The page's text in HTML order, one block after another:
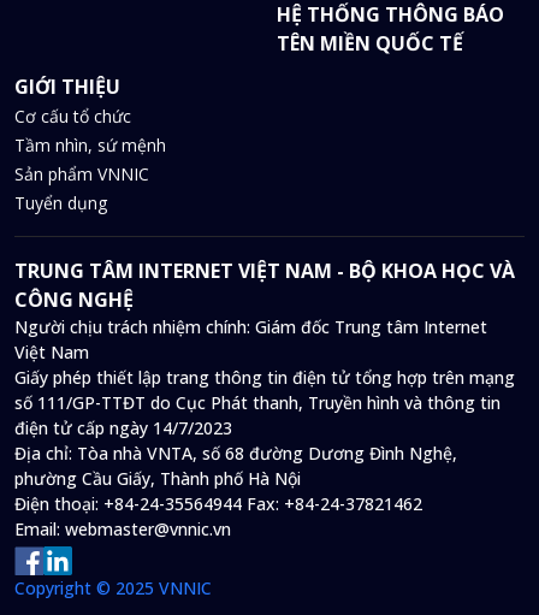
HỆ THỐNG THÔNG BÁO
TÊN MIỀN QUỐC TẾ
GIỚI THIỆU
Cơ cấu tổ chức
Tầm nhìn, sứ mệnh
Sản phẩm VNNIC
Tuyển dụng
TRUNG TÂM INTERNET VIỆT NAM - BỘ KHOA HỌC VÀ
CÔNG NGHỆ
Người chịu trách nhiệm chính: Giám đốc Trung tâm Internet
Việt Nam
Giấy phép thiết lập trang thông tin điện tử tổng hợp trên mạng
số 111/GP-TTĐT do Cục Phát thanh, Truyền hình và thông tin
điện tử cấp ngày 14/7/2023
Địa chỉ: Tòa nhà VNTA, số 68 đường Dương Đình Nghệ,
phường Cầu Giấy, Thành phố Hà Nội
Điện thoại: +84-24-35564944 Fax: +84-24-37821462
Email: webmaster@vnnic.vn
Copyright © 2025 VNNIC